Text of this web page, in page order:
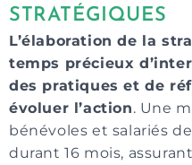
STRATÉGIQUES
L’élaboration de la
temps précieux
des pratiques et de
évoluer l’action. Une
bénévoles et salariés
durant 16 mois,